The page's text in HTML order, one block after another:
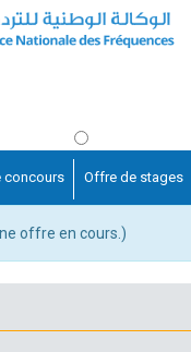
concours Offre de stages
offre en cours.)